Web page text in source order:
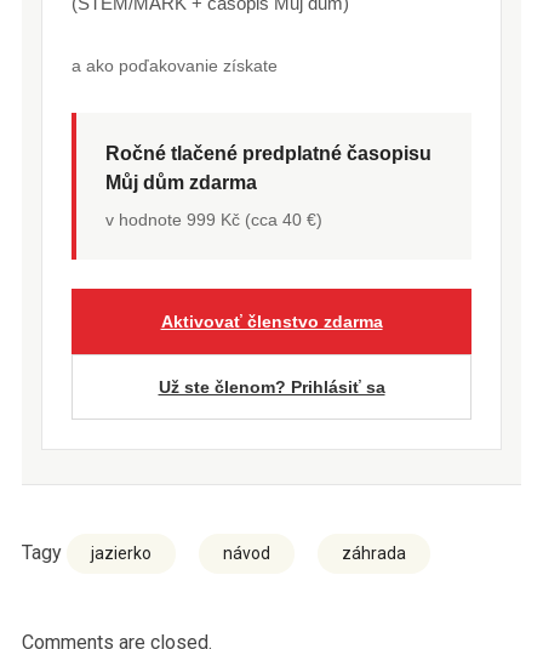
a ako poďakovanie získate
Ročné tlačené predplatné časopisu
Můj dům zdarma
v hodnote 999 Kč (cca 40 €)
Aktivovať členstvo zdarma
Už ste členom? Prihlásiť sa
Tagy jazierko návod záhrada
Comments are closed.